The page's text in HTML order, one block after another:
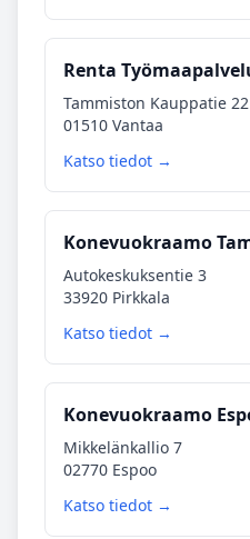
Renta
Tammiston Kauppatie 22
01510 Vantaa
Katso tiedot →
Konevuokraamo
Autokeskuksentie 3
33920 Pirkkala
Katso tiedot →
Konevuokraamo
Mikkelänkallio 7
02770 Espoo
Katso tiedot →